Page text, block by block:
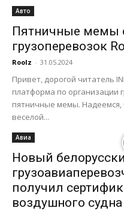
Авто
Пятничные мемы
грузоперевозок
Roolz - 31.05.2024
Привет, дорогой читатель
платформа по организации
пятничные мемы.
веселой...
Авиа
Новый
получил
воздушного судна